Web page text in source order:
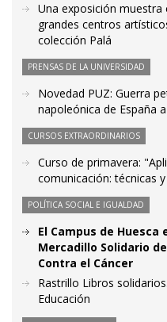
Una exposición
grandes centros
colección Palá
PRENSAS DE LA UNIVERSIDAD
Novedad PUZ: Guerra
napoleónica de España
CURSOS EXTRAORDINARIOS
Curso de primavera:
comunicación: técnicas
POLÍTICA SOCIAL E IGUALDAD
El Campus de
Mercadillo Solidario
Contra el Cáncer
Rastrillo Libros
Educación